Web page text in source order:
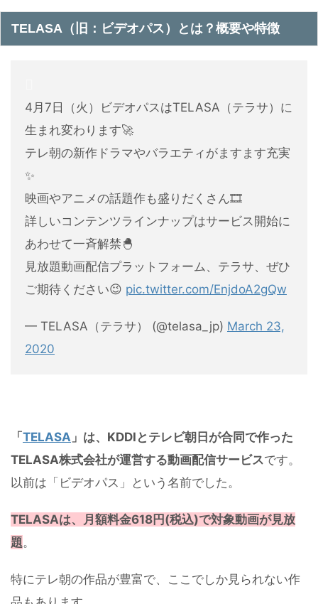
TELASA（旧：ビデオパス）とは？概要や特徴
4月7日（火）ビデオパスはTELASA（テラサ）に
生まれ変わります🚀
テレ朝の新作ドラマやバラエティがますます充実
✨
映画やアニメの話題作も盛りだくさん🎞
詳しいコンテンツラインナップはサービス開始に
あわせて一斉解禁🐣
見放題動画配信プラットフォーム、テラサ、ぜひ
ご期待ください😉 pic.twitter.com/EnjdoA2gQw
— TELASA（テラサ） (@telasa_jp) March 23,
2020
「TELASA 」は、KDDIとテレビ朝日が合同で作った
TELASA株式会社が運営する動画配信サービスです。
以前は「ビデオパス」という名前でした。
TELASAは、月額料金618円(税込)で対象動画が見放
題。
特にテレ朝の作品が豊富で、ここでしか見られない作